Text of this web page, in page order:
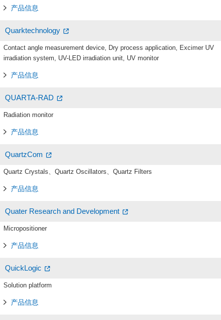
产品信息
Quarktechnology
Contact angle measurement device, Dry process application, Excimer UV
irradiation system, UV-LED irradiation unit, UV monitor
产品信息
QUARTA-RAD
Radiation monitor
产品信息
QuartzCom
Quartz Crystals、Quartz Oscillators、Quartz Filters
产品信息
Quater Research and Development
Micropositioner
产品信息
QuickLogic
Solution platform
产品信息